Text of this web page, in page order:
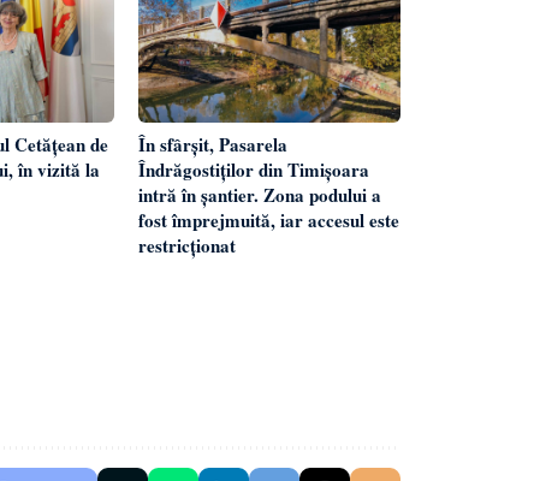
Cetățean de
în vizită la
În sfârșit, Pasarela
Îndrăgostiților din Timișoara
intră în șantier. Zona podului a
fost împrejmuită, iar accesul este
restricționat